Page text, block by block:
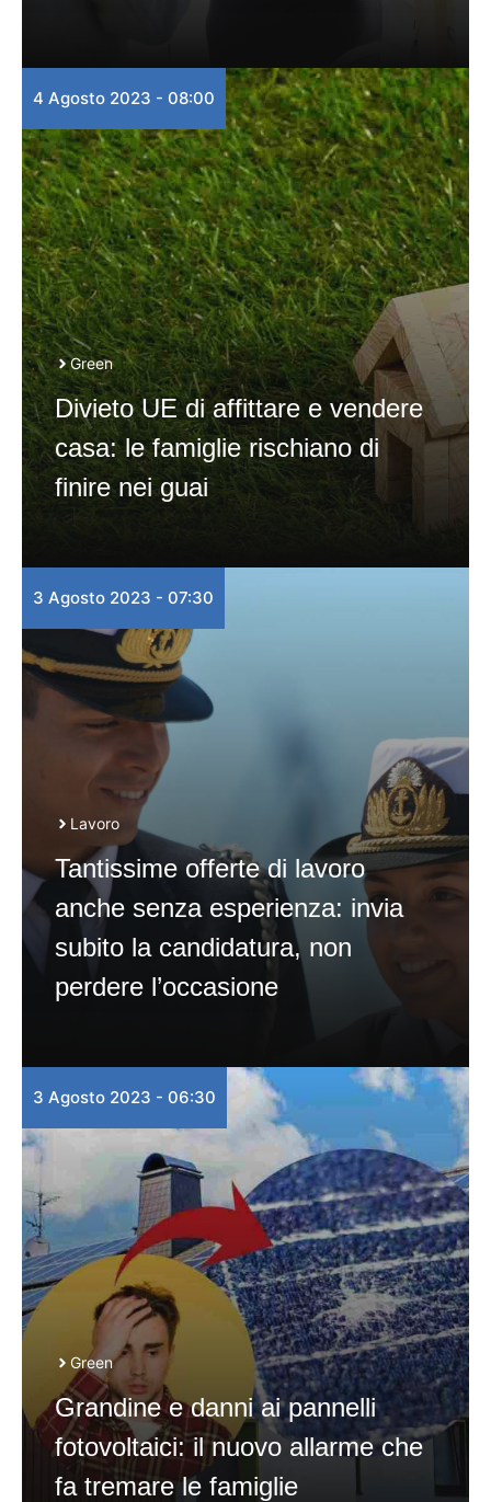
4 Agosto 2023 - 08:00
Green
Divieto UE di affittare e vendere
casa: le famiglie rischiano di
finire nei guai
3 Agosto 2023 - 07:30
Lavoro
Tantissime offerte di lavoro
anche senza esperienza: invia
subito la candidatura, non
perdere l’occasione
3 Agosto 2023 - 06:30
Green
Grandine e danni ai pannelli
fotovoltaici: il nuovo allarme che
fa tremare le famiglie